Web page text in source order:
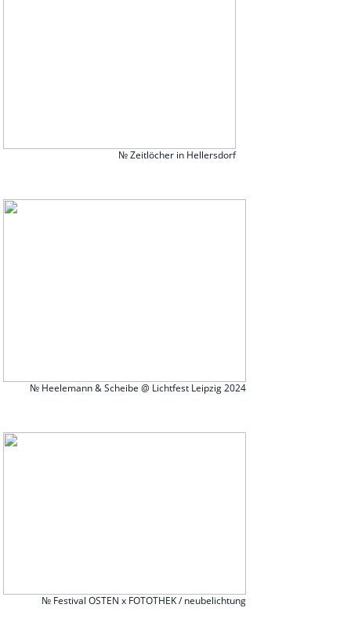
№ Zeitlöcher in Hellersdorf
№ Heelemann & Scheibe @ Lichtfest Leipzig 2024
№ Festival OSTEN x FOTOTHEK / neubelichtung